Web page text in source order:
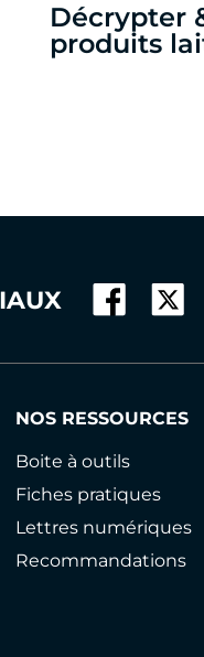
Décrypter
produits
NOS RESSOURCES
Boite à outils
Fiches pratiques
Lettres numériques
Recommandations